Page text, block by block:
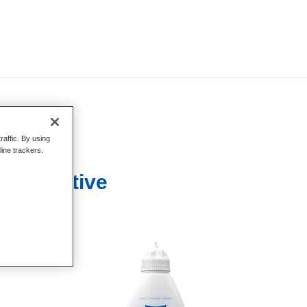
Additive
By using
trackers.